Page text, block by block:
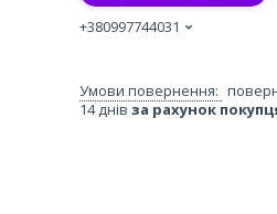
+380997744031
14 днів за рахунок